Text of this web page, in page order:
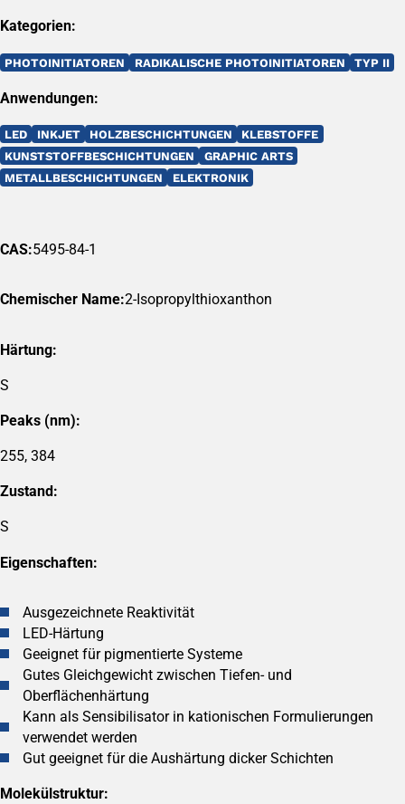
Kategorien:
PHOTOINITIATOREN RADIKALISCHE PHOTOINITIATOREN TYP II
Anwendungen:
LED INKJET HOLZBESCHICHTUNGEN
KLEBSTOFFE
KUNSTSTOFFBESCHICHTUNGEN
GRAPHIC ARTS
METALLBESCHICHTUNGEN
ELEKTRONIK
CAS:5495-84-1
Chemischer Name:2-Isopropylthioxanthon
Härtung:
S
Peaks (nm):
255, 384
Zustand:
S
Eigenschaften:
Ausgezeichnete Reaktivität
LED-Härtung
Geeignet für pigmentierte Systeme
Gutes Gleichgewicht zwischen Tiefen- und
Oberflächenhärtung
Kann als Sensibilisator in kationischen Formulierungen
verwendet werden
Gut geeignet für die Aushärtung dicker Schichten
Molekülstruktur: